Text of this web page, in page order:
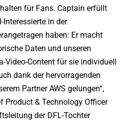
für Fans. Captain erfüllt
Interessierte in der
haben: Er macht
Daten und unseren
Video-Content für sie individuell
dank der hervorragenden
Partner AWS gelungen“,
Product & Technology Officer
der DFL-Tochter